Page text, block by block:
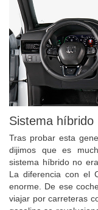
Sistema híbrido
Tras probar esta
dijimos que es
sistema híbrido no
La diferencia con el
enorme. De ese
viajar por carreteras